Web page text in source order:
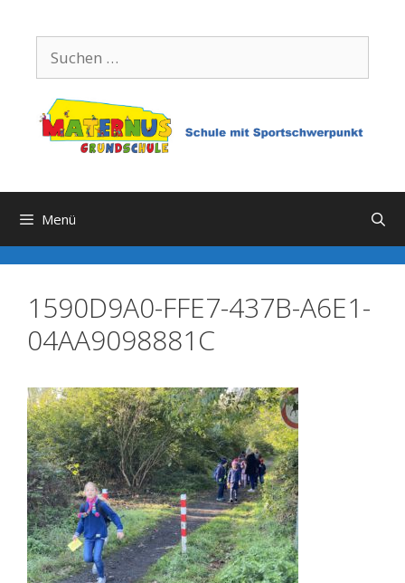
Inhalt
springen
nach:
Menü
1590D9A0-FFE7-437B-A6E1-
04AA9098881C